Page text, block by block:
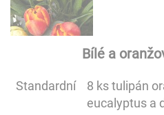
Bílé a
Standardní
8 ks tulipán
eucalyptus a